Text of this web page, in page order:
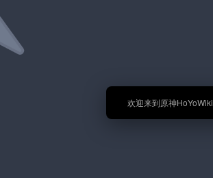
🎉 欢迎来到原神HoYoWiki